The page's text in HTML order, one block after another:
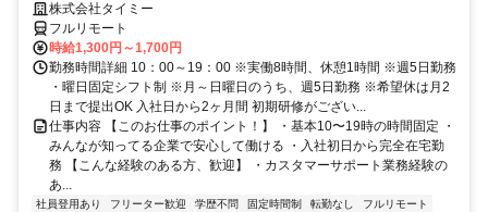
株式会社タイミー
フルリモート
時給1,300円～1,700円
勤務時間詳細 10：00～19：00 ※実働8時間、休憩1時間 ※週5日勤務
・曜日固定シフト制 ※月～日曜日のうち、週5日勤務 ※希望休は月2
日まで提出OK 入社日から2ヶ月間 初期研修がござい...
仕事内容 【このお仕事のポイント！】 ・基本10〜19時の時間固定 ・
みんなが知ってる企業で安心して働ける ・入社初日から完全在宅勤
務 【こんな経験のある方、歓迎】 ・カスタマーサポート業務経験の
あ...
社員登用あり フリーター歓迎 学歴不問 固定時間制 転勤なし
フルリモート